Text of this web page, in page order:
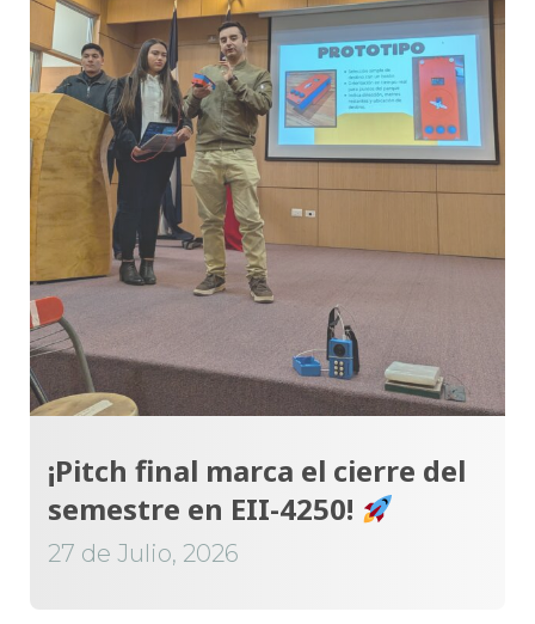
¡Pitch final marca el cierre del
semestre en EII-4250!
27 de Julio, 2026